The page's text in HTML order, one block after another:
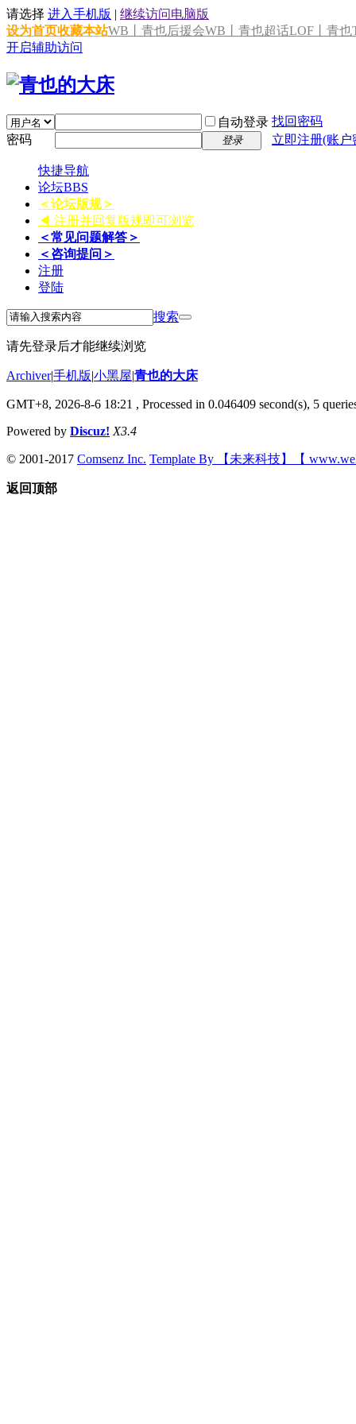
请选择 进入手机版 | 继续访问电脑版
设为首页收藏本站WB丨青也后援会WB丨青也超话LOF丨青也
开启辅助访问
自动登录 找回密码
密码
登录 立即注册(账
快捷导航
论坛BBS
＜论坛版规＞
◀ 注册并回复版规即可浏览
＜常见问题解答＞
＜咨询提问＞
注册
登陆
搜索
请先登录后才能继续浏览
Archiver|手机版|小黑屋|青也的大床
GMT+8, 2026-8-6 18:21 , Processed in 0.046409 second(s), 5
Powered by Discuz! X3.4
© 2001-2017 Comsenz Inc. Template By 【未来科技】【
返回顶部